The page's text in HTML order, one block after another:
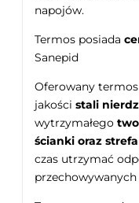
napojów.
Termos posiada
Sanepid
Oferowany termos
jakości stali
wytrzymałego
ścianki oraz
czas utrzymać